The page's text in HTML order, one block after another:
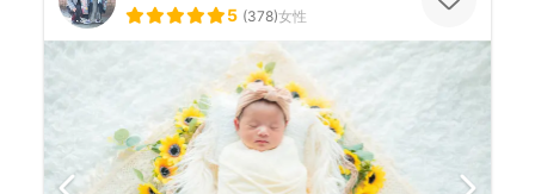
5 (378)女性